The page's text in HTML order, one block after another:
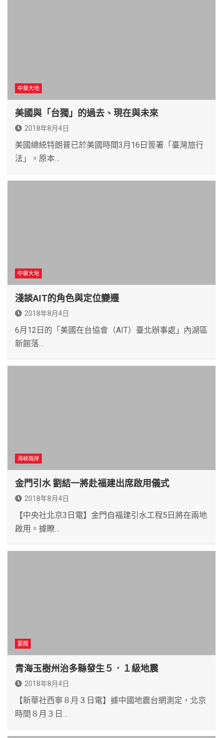
中華大地
美國與「台獨」的過去、現在與未來
2018年8月4日
美國總統特朗普已於美國時間3月16日簽署「臺灣旅行
法」。原本…
中華大地
淺談AIT的角色與定位變遷
2018年8月4日
6月12日的「美國在台協會（AIT）臺北辦事處」內湖區
新館落…
海峽兩岸
金門引水 劉結一將赴福建出席啟用儀式
2018年8月4日
【中央社北京3日電】金門自福建引水工程5日將在兩地
啟用。據瞭…
要聞
青海玉樹州治多縣發生５．１級地震
2018年8月4日
【新華社西寧８月３日電】據中國地震台網測定，北京
時間８月３日…